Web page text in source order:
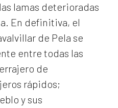
lamas deterioradas
En definitiva, el
de Pela se
entre todas las
de
rápidos;
y sus